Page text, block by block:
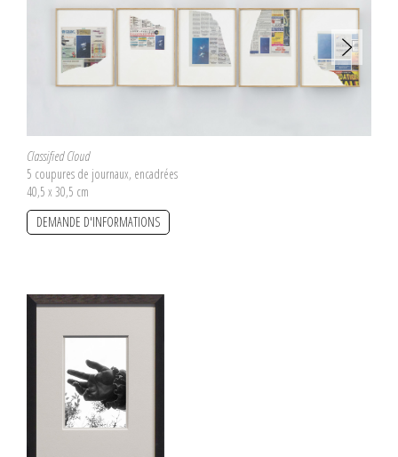
Classified Cloud
5 coupures de journaux, encadrées
40,5 x 30,5 cm
DEMANDE D'INFORMATIONS